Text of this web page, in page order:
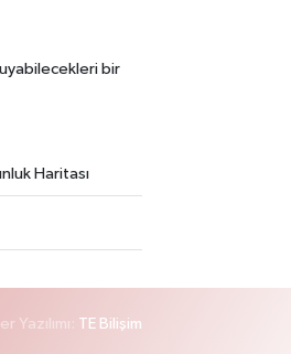
bir
Haritası
Yazılımı: TE Bilişim